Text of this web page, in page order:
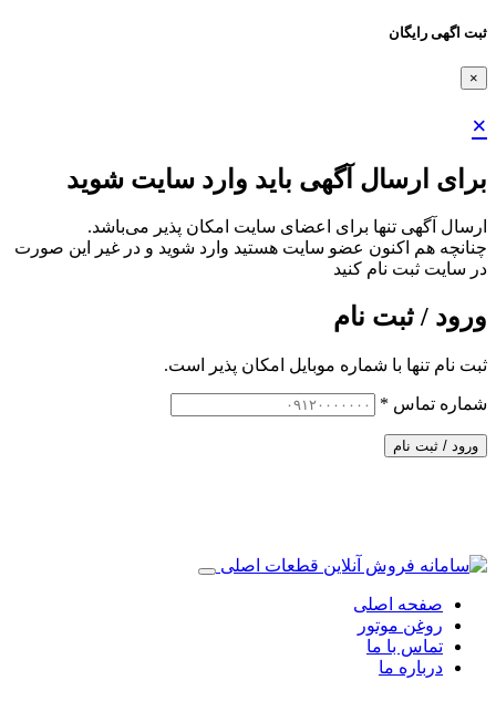
ثبت اگهی رایگان
×
×
برای ارسال آگهی باید وارد سایت شوید
ارسال آگهی تنها برای اعضای سایت امکان پذیر می‌باشد.
چنانچه هم‌ اکنون عضو سایت هستید وارد شوید و در غیر این صورت
در سایت ثبت نام کنید
ورود / ثبت نام
ثبت نام تنها با شماره موبایل امکان پذیر است.
شماره تماس *
ورود / ثبت نام
صفحه اصلی
روغن موتور
تماس با ما
درباره ما